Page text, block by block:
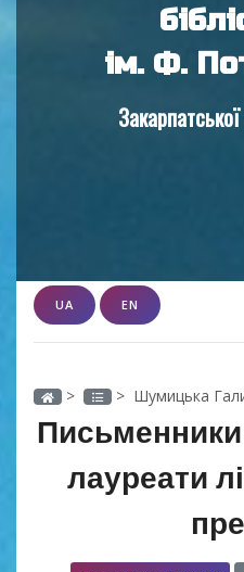
ім. Ф.
UA EN
> > Шумицька
лауреати